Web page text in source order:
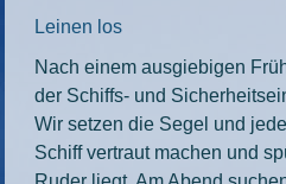
Leinen los
Nach einem ausgiebigen
der Schiffs- und
Wir setzen die Segel und
Schiff vertraut machen und